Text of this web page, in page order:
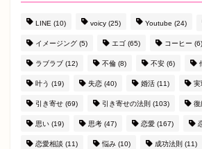
LINE (10) voicy (25) Youtube (24)
イメージング (5) エゴ (65) コーヒー (6)
ラブラブ (12) 不倫 (8) 不安 (6)
叶う (19) 失恋 (40) 婚活 (11) 実
引き寄せ (69) 引き寄せの法則 (103) 復
思い (19) 思考 (47) 恋愛 (167)
恋愛相談 (11) 悩み (10) 成功法則 (11)